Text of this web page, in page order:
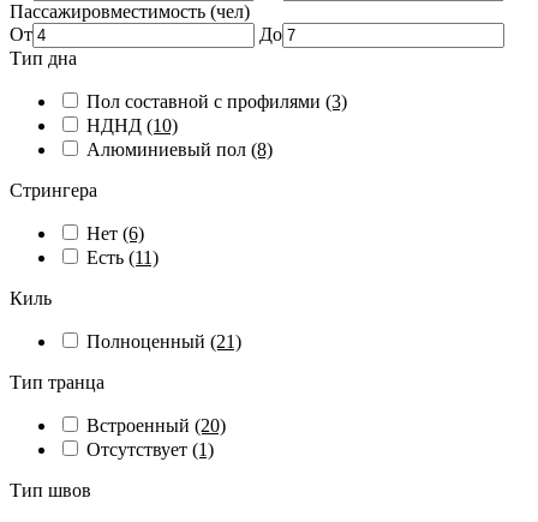
Пассажировместимость (чел)
От
До
Тип дна
Пол составной с профилями (3)
НДНД (10)
Алюминиевый пол (8)
Стрингера
Нет (6)
Есть (11)
Киль
Полноценный (21)
Тип транца
Встроенный (20)
Отсутствует (1)
Тип швов